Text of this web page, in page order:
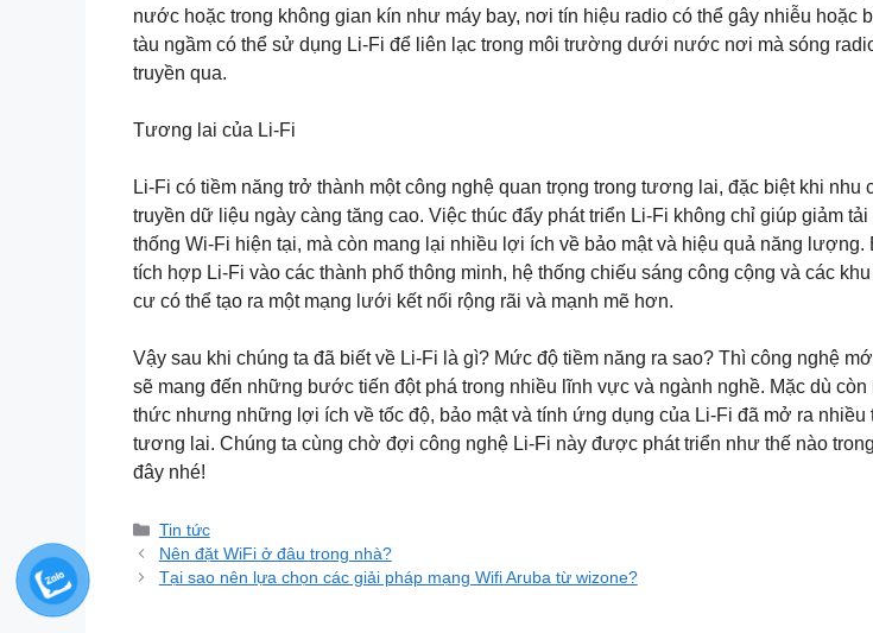
nước hoặc trong không gian kín như máy bay, nơi tín hiệu radio có thể gây nhiễu hoặc
tàu ngầm có thể sử dụng Li-Fi để liên lạc trong môi trường dưới nước nơi mà sóng
truyền qua.
Tương lai của Li-Fi
Li-Fi có tiềm năng trở thành một công nghệ quan trọng trong tương lai, đặc biệt khi nhu
truyền dữ liệu ngày càng tăng cao. Việc thúc đẩy phát triển Li-Fi không chỉ giúp giảm tải
thống Wi-Fi hiện tại, mà còn mang lại nhiều lợi ích về bảo mật và hiệu quả năng lượng.
tích hợp Li-Fi vào các thành phố thông minh, hệ thống chiếu sáng công cộng và các
cư có thể tạo ra một mạng lưới kết nối rộng rãi và mạnh mẽ hơn.
Vậy sau khi chúng ta đã biết về Li-Fi là gì? Mức độ tiềm năng ra sao? Thì công nghệ
sẽ mang đến những bước tiến đột phá trong nhiều lĩnh vực và ngành nghề. Mặc dù còn
thức nhưng những lợi ích về tốc độ, bảo mật và tính ứng dụng của Li-Fi đã mở ra nhiều
tương lai. Chúng ta cùng chờ đợi công nghệ Li-Fi này được phát triển như thế nào
đây nhé!
Danh
mục
Tin tức
Nên đặt WiFi ở đâu trong nhà?
Tại sao nên lựa chọn các giải pháp mạng Wifi Aruba từ wizone?